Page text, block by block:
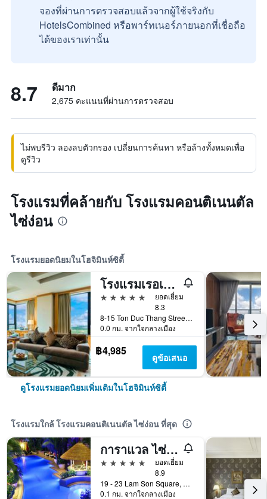
จองที่ผ่านการตรวจสอบแล้วจากผู้ใช้จริงกับ
HotelsCombined หรือพาร์ทเนอร์ภายนอกที่เชื่อถือ
ได้ของเราเท่านั้น
8.7 ดีมาก
2,675 คะแนนที่ผ่านการตรวจสอบ
ไม่พบรีวิว ลองลบตัวกรอง เปลี่ยนการค้นหา หรือล้างทั้งหมดเพื่อ
ดูรีวิว
โรงแรมที่คล้ายกับ โรงแรมคอนติเนนตัล
ไซ่ง่อน
โรงแรมยอดนิยมในโฮจิมินห์ซิตี้
โรงแรมเรอเนซองส์ริเวอร์ไซด์ ไซ่ง่อน
5 ดาว
ยอดเยี่ยม
8.3
8-15 Ton Duc Thang Street, District 1, โฮจิมินห์ซิตี้, เวียดนาม
0.0 กม. จากใจกลางเมือง
฿4,985 ดูข้อเสนอ
ดูโรงแรมยอดนิยมเพิ่มเติมในโฮจิมินห์ซิตี้
โรงแรมใกล้ โรงแรมคอนติเนนตัล ไซ่ง่อน ที่สุด
การาแวล ไซ่ง่อน
5 ดาว
ยอดเยี่ยม
8.9
19 - 23 Lam Son Square, District 1, โฮจิมินห์ซิตี้, เวียดนาม
0.1 กม. จากใจกลางเมือง